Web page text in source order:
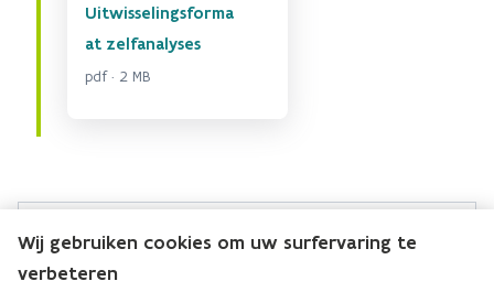
Uitwisselingsforma
at zelfanalyses
pdf · 2 MB
Digilab
Wij gebruiken cookies om uw surfervaring te
verbeteren